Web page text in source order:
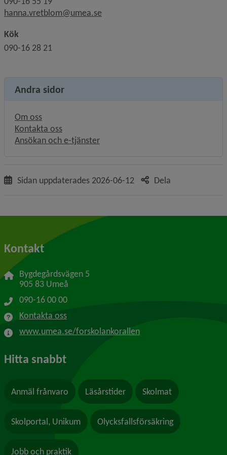
hanna.vretblom@umea.se
Kök
090-16 28 21
Andra sidor
Om oss
Kontakta oss
Ansökan och e-tjänster
Sidan uppdaterades 2026-06-12 Dela
Kontakt
Bygdegårdsvägen 5
905 83 Umeå
090-16 00 00
Kontakta oss
www.umea.se/forskolankorallen
Hitta snabbt
Anmäl frånvaro Läsårstider Skolmat
Skolportal, Unikum Olycksfallsförsäkring
Jobb och praktik